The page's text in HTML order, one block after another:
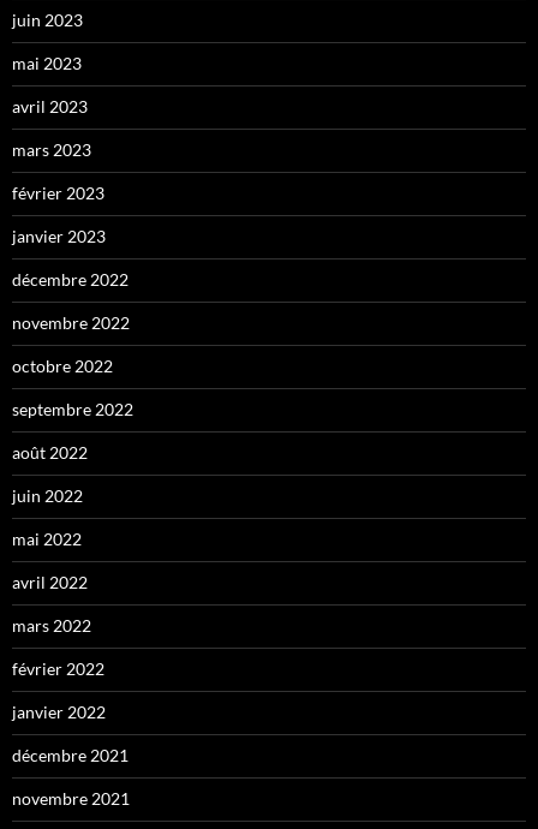
juin 2023
mai 2023
avril 2023
mars 2023
février 2023
janvier 2023
décembre 2022
novembre 2022
octobre 2022
septembre 2022
août 2022
juin 2022
mai 2022
avril 2022
mars 2022
février 2022
janvier 2022
décembre 2021
novembre 2021